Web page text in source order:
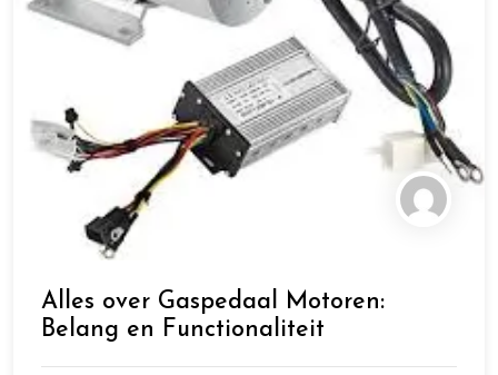
Alles over Gaspedaal Motoren:
Belang en Functionaliteit